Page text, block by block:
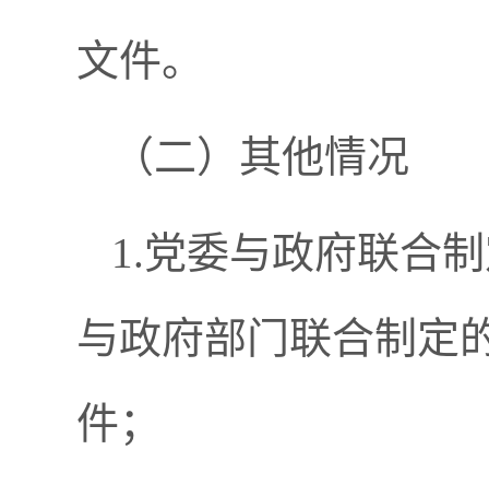
文件。
（二）其他情况
1.党委与政府联合
与政府部门联合制定
件；